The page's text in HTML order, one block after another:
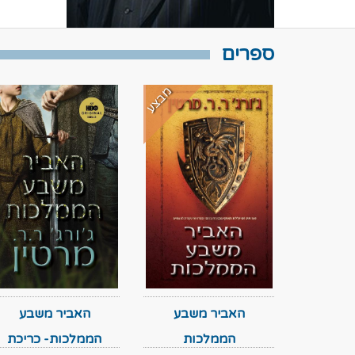
ספרים
מבצע
האביר משבע
הממלכות
האביר משבע
הממלכות- כריכת